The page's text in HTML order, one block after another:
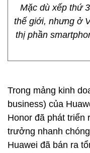
Mặc dù xếp thứ
thế giới, nhưng ở
thị phần
Trong mảng kinh
business) của
Honor đã phát triển
trưởng nhanh
Huawei đã bán ra